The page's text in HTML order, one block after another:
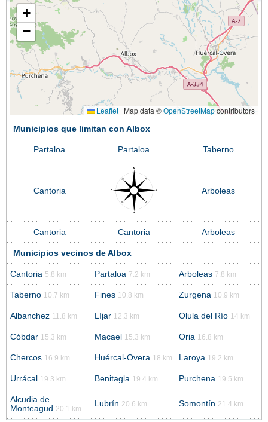
+
−
Leaflet | Map data ©OpenStreetMapcontributors
Municipios que limitan con Albox
Partaloa Partaloa Taberno
Cantoria Arboleas
Cantoria Cantoria Arboleas
Municipios vecinos de Albox
Cantoria 5.8 km Partaloa 7.2 km Arboleas 7.8 km
Taberno 10.7 km Fines 10.8 km Zurgena 10.9 km
Albanchez 11.8 km Líjar 12.3 km Olula del Río 14 km
Cóbdar 15.3 km Macael 15.3 km Oria 16.8 km
Chercos 16.9 km Huércal-Overa 18 km Laroya 19.2 km
Urrácal 19.3 km Benitagla 19.4 km Purchena 19.5 km
Alcudia de
Monteagud 20.1 km
Lubrín 20.6 km Somontín 21.4 km